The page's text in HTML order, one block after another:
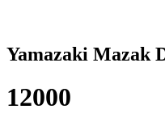
Yamazaki Mazak
12000